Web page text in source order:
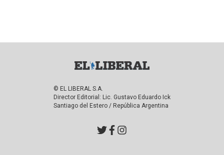
© EL LIBERAL S.A.
Director Editorial: Lic. Gustavo Eduardo Ick
Santiago del Estero / República Argentina